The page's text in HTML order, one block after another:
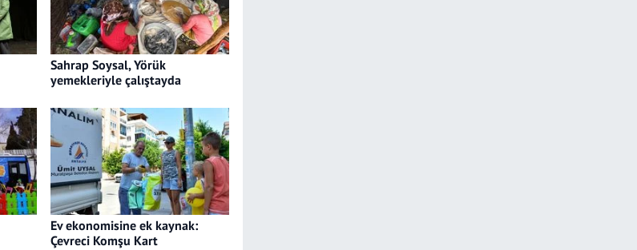
Sahrap Soysal, Yörük
yemekleriyle çalıştayda
Ev ekonomisine ek kaynak:
Çevreci Komşu Kart